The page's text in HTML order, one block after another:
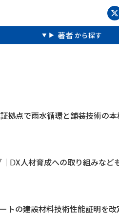
著者
拠点で雨水循環と舗装技術の
ⅮX人材育成への取り組みなど
トの建設材料技術性能証明を改